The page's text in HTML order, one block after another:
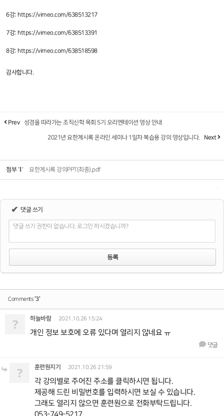
6강: https://vimeo.com/638513217
7강: https://vimeo.com/638513391
8강: https://vimeo.com/638518598
감사합니다.
Prev 성경을 따라가는 조직신학 목회 5기 오리엔테이션 영상 안내
2021년 요한계시록 온라인 세미나 1일차 복습용 강의 영상입니다. Next
첨부 '1 ' 요한계시록 강의PPT(최종).pdf
✔ 댓글 쓰기
댓글 쓰기 권한이 없습니다. 로그인 하시겠습니까?
Comments'3'
? 하늘바람 2021.10.26 15:24
개인 정보 보호에 오류 있다며 열리지 않네요 ㅠ
댓글
? 훈련원지기 2021.10.26 21:59
각 강의별로 주어진 주소를 클릭하시면 됩니다.
제공해 드린 비밀번호를 입력하시면 보실 수 있습니다.
그래도 열리지 않으면 훈련원으로 전화부탁드립니다.
053-749-5217